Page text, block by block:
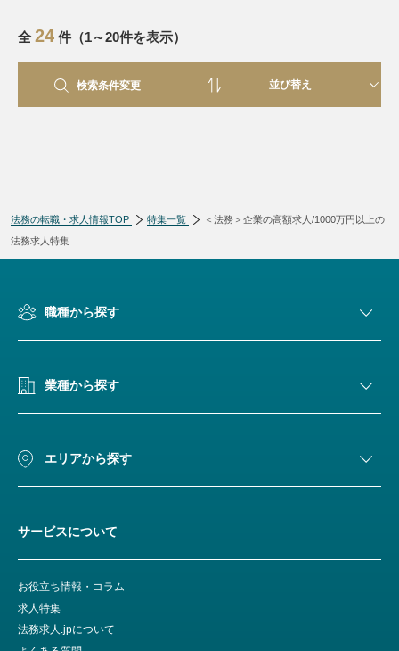
全 24 件（1～20件を表示）
検索条件変更
法務の転職・求人情報TOP 特集一覧
＜法務＞企業の高額求人/1000万円以上の
法務求人特集
職種から探す
業種から探す
エリアから探す
サービスについて
お役立ち情報・コラム
求人特集
法務求人.jpについて